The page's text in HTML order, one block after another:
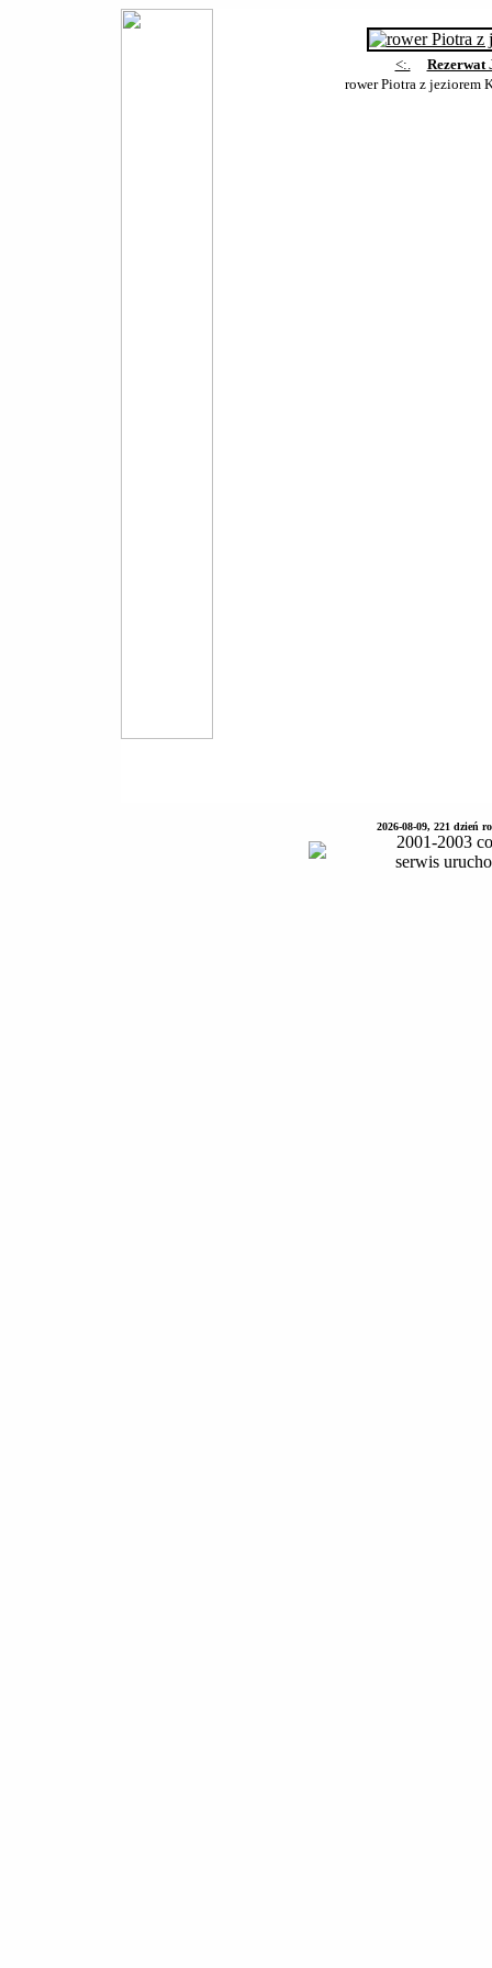
<:.
Rezerwat
rower Piotra z jeziorem
2026-08-09, 221 dzień
2001-2003
serwis